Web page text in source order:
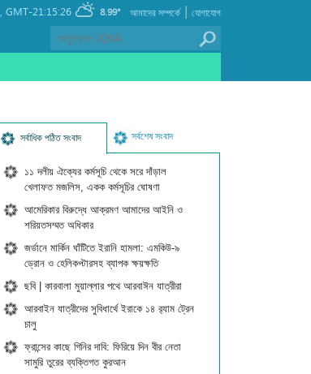
GMT-21:15:26 8.99° যোগাযোগ
|
আমাদের সম্পর্কে
সর্বাধিক পঠিত সংবাদ সর্বশেষ সংবাদ
১১ দলীয় ঐক্যের কর্মসূচি থেকে সরে দাঁড়াল
খেলাফত মজলিস, একক কর্মসূচির ঘোষণা
আমেরিকার বিরুদ্ধে আক্রমণ আমাদের আইনি ও
শরিয়তসম্মত অধিকার
জর্ডানে মার্কিন ঘাঁটিতে ইরানি হামলা: এমকিউ-৯
ড্রোন ও হেলিকপ্টারসহ ব্যাপক ক্ষয়ক্ষতি
ছবি | কারবালা মুয়াল্লার পথে আরবাঈন যাত্রীরা
আরবাইন যাত্রীদের সুবিধার্থে ইরাকে ১৪ র‍্যাম ট্রেন
চালু
ফ্রান্সের কাছে গিনির দাবি: ফিরিয়ে দিন বীর নেতা
সামুরি তুরের ব্যক্তিগত কুরআন